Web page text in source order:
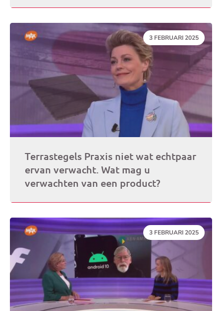
DATUM:
3 FEBRUARI 2025
Terrastegels Praxis niet wat echtpaar
ervan verwacht. Wat mag u
verwachten van een product?
DATUM:
3 FEBRUARI 2025